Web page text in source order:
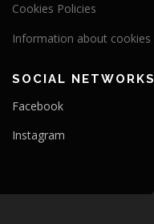
Cookies Policies
Information about cookies
SOCIAL NETWORKS
Facebook
Instagram